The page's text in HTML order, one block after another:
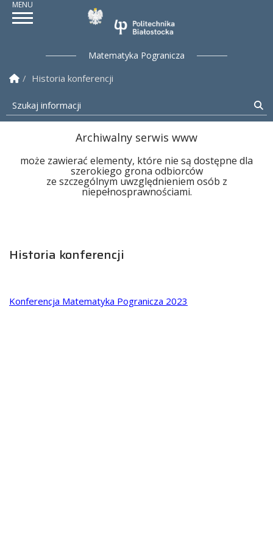
Politechnika
Matematyka Pogranicza
Strona Główna
Historia konferencji
Szukaj informacji
Archiwalny serwis www
może zawierać elementy, które nie są dostępne dla
szerokiego grona odbiorców
ze szczególnym uwzględnieniem osób z
niepełnosprawnościami.
Historia konferencji
Konferencja Matematyka Pogranicza 2023